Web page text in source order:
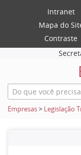
Intranet
Mapa do
Contraste
Empresas> Legislação